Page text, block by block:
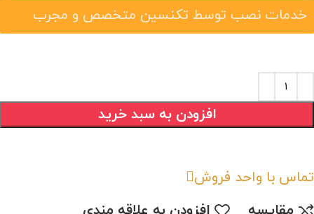
خدمات نصب توسط تکنسین متخصص و مجرب
افزودن به سبد خرید
تماس با واحد فروش